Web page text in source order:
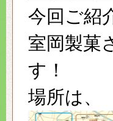
今回ご紹
室岡製菓
す！
場所は、